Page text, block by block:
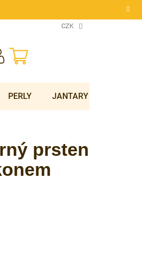
CZK
NÁKUPNÍ
KOŠÍK
PERLY JANTARY
prsten